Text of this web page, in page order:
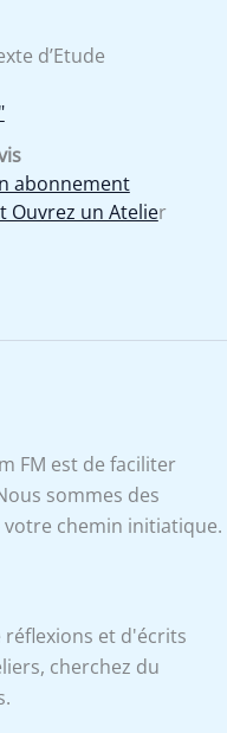
d’Etude
abonnement
Ouvrez un Atelier
FM est de faciliter
sommes des
votre chemin initiatique.
et d'écrits
cherchez du